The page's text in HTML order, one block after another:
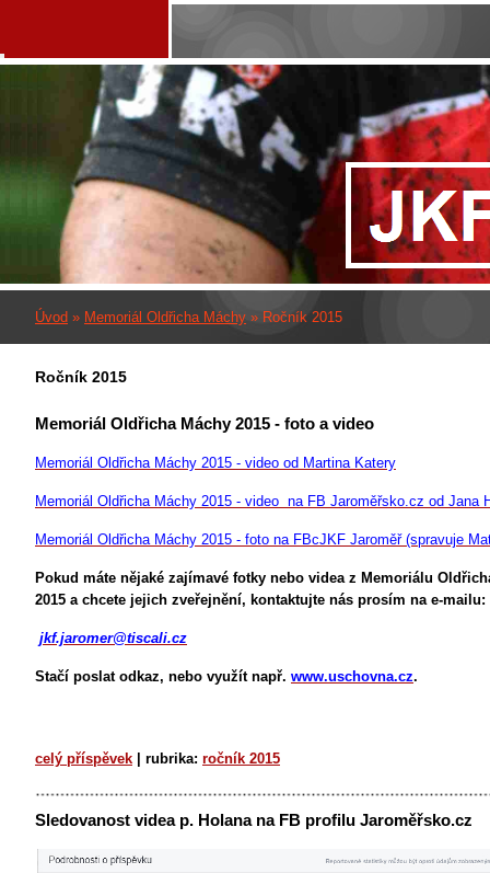
Úvod » Memoriál Oldřicha Máchy » Ročník 2015
Ročník 2015
Memoriál Oldřicha Máchy 2015 - foto a video
Memoriál Oldřicha Máchy 2015 - video od Martina Katery
Memoriál Oldřicha Máchy 2015 - video na FB Jaroměřsko.cz od Jana
Memoriál Oldřicha Máchy 2015 - foto na FBcJKF Jaroměř (spravuje
Pokud máte nějaké zajímavé fotky nebo videa z Memoriálu
2015 a chcete jejich zveřejnění, kontaktujte nás prosím na e-mailu:
jkf.jaromer@tiscali.cz
Stačí poslat odkaz, nebo využít např. www.uschovna.cz.
celý příspěvek rubrika: ročník 2015
Sledovanost videa p. Holana na FB profilu Jaroměřsko.cz